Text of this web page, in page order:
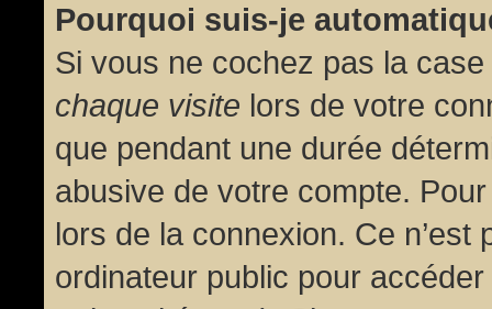
Pourquoi suis-je
Si vous ne cochez pas la case
chaque visite lors de votre
que pendant une durée
abusive de votre compte.
lors de la connexion. Ce
ordinateur public pour